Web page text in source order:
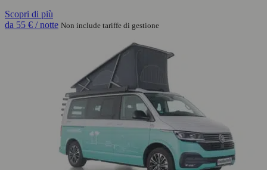
Scopri di più
da 55 € / notte Non include tariffe di gestione